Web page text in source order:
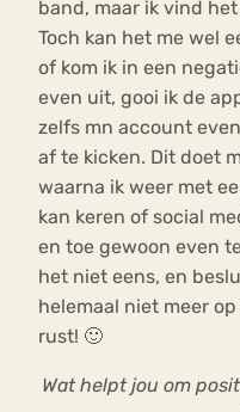
band, maar ik vind
Toch kan het me wel
of kom ik in een
even uit, gooi ik de
zelfs mn account
af te kicken. Dit doet
waarna ik weer met
kan keren of social
en toe gewoon even
het niet eens, en
helemaal niet meer
rust! 🙂
Wat helpt jou om